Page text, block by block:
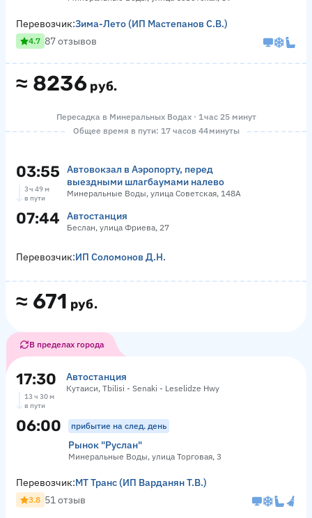
≈ 8236 руб.
Перевозчик:Зима-Лето (ИП Мастепанов С.В.)
4.7 87 отзывов
Пересадка в Минеральных Водах · 1 час 25 минут
Общее время в пути: 17 часов 44 минуты
03:55
Автовокзал в Аэропорту, перед
выездными шлагбаумами налево
Минеральные Воды, улица Советская, 148А
3 ч 49 м
в пути
07:44 Автостанция
Беслан, улица Фриева, 27
≈ 671 руб.
Перевозчик:ИП Соломонов Д.Н.
В пределах города
17:30 Автостанция
Кутаиси, Tbilisi - Senaki - Leselidze Hwy
13 ч 30 м
в пути
06:00 прибытие на след. день
Рынок "Руслан"
Минеральные Воды, улица Торговая, 3
Перевозчик:МТ Транс (ИП Варданян Т.В.)
3.8 51 отзыв